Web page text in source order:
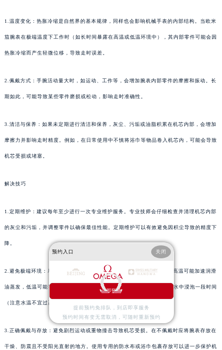
1.温度变化：热胀冷缩是自然界的基本规律，同样也会影响机械手表的内部结构。当欧米
茄腕表在极端温度下工作时（如长时间暴露在高温或低温环境中），其内部零件可能会因
热胀冷缩而产生轻微位移，导致走时误差。
2.佩戴方式：手腕活动量大时，如运动、工作等，会增加腕表内部零件的摩擦和振动。长
期如此，可能导致某些零件磨损或松动，影响走时准确性。
3.清洁与保养：如果未定期进行清洁和保养，灰尘、污垢或油脂积累在机芯内部，会增加
摩擦力并影响走时精度。例如，在日常使用中不慎将浴巾等物品卷入机芯内，可能会导致
机芯受损或堵塞。
解决技巧
1.定期维护：建议每年至少进行一次专业维护服务。专业技师会仔细检查并清理机芯内部
的灰尘和污垢，并调整零件以确保最佳性能。定期维护可以有效避免因积尘导致的精度下
降。
2.避免极端环境：尽量避免在极端温度环境下长时间佩戴欧米茄腕表。高温可能加速润滑
油蒸发，低温可能导致机芯零件收缩变形。使用浴巾包裹腕表后放入温水中浸泡一段时间
（注意水温不宜过高），可以帮助软化润滑油并恢复部分零件的弹性。
3.正确佩戴与存放：避免剧烈运动或重物撞击导致机芯受损。在不佩戴时应将腕表存放在
干燥、防震且不受阳光直射的地方。使用专用的防水布或浴巾包裹存放可以进一步保护机
预约入口 关闭
立即预约
提前预约免排队，到店即享服务
预约时间有变无需取消，可随时重新预约